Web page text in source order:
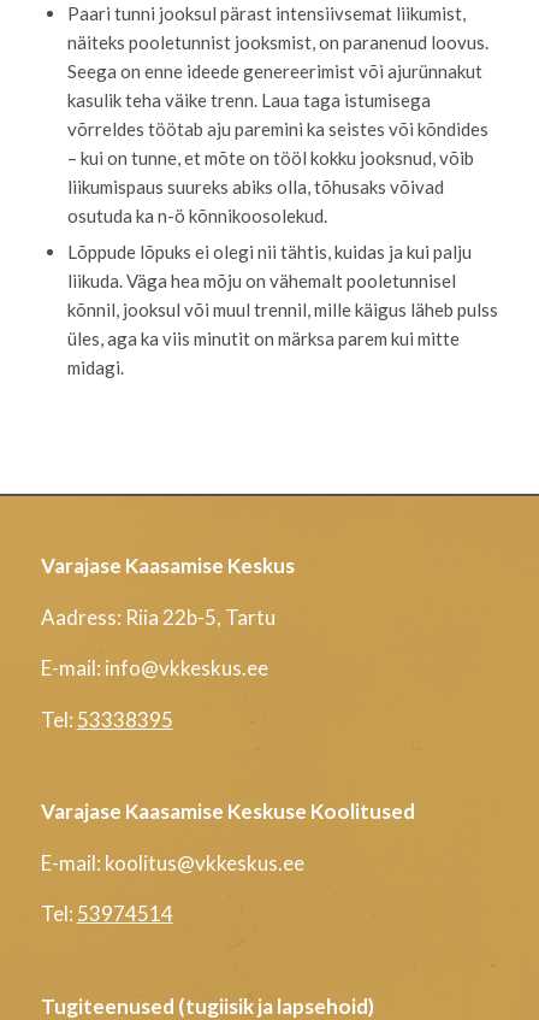
Paari tunni jooksul pärast intensiivsemat liikumist,
näiteks pooletunnist jooksmist, on paranenud loovus.
Seega on enne ideede genereerimist või ajurünnakut
kasulik teha väike trenn. Laua taga istumisega
võrreldes töötab aju paremini ka seistes või kõndides
– kui on tunne, et mõte on tööl kokku jooksnud, võib
liikumispaus suureks abiks olla, tõhusaks võivad
osutuda ka n-ö kõnnikoosolekud.
Lõppude lõpuks ei olegi nii tähtis, kuidas ja kui palju
liikuda. Väga hea mõju on vähemalt pooletunnisel
kõnnil, jooksul või muul trennil, mille käigus läheb pulss
üles, aga ka viis minutit on märksa parem kui mitte
midagi.
Varajase Kaasamise Keskus
Aadress: Riia 22b-5, Tartu
E-mail: info@vkkeskus.ee
Tel: 53338395
Varajase Kaasamise Keskuse Koolitused
E-mail: koolitus@vkkeskus.ee
Tel: 53974514
Tugiteenused (tugiisik ja lapsehoid)